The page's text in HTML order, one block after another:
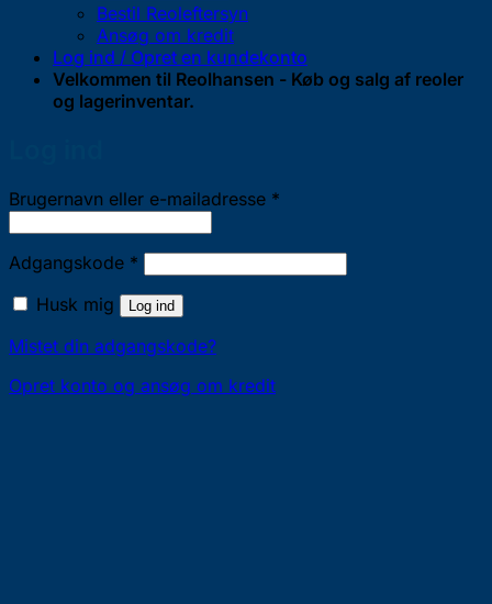
Bestil Reoleftersyn
Ansøg om kredit
Log ind / Opret en kundekonto
Velkommen til Reolhansen - Køb og salg af reoler
og lagerinventar.
Brugernavn eller e-mailadresse *
Adgangskode *
Husk mig
Log ind
Mistet din adgangskode?
Opret konto og ansøg om kredit